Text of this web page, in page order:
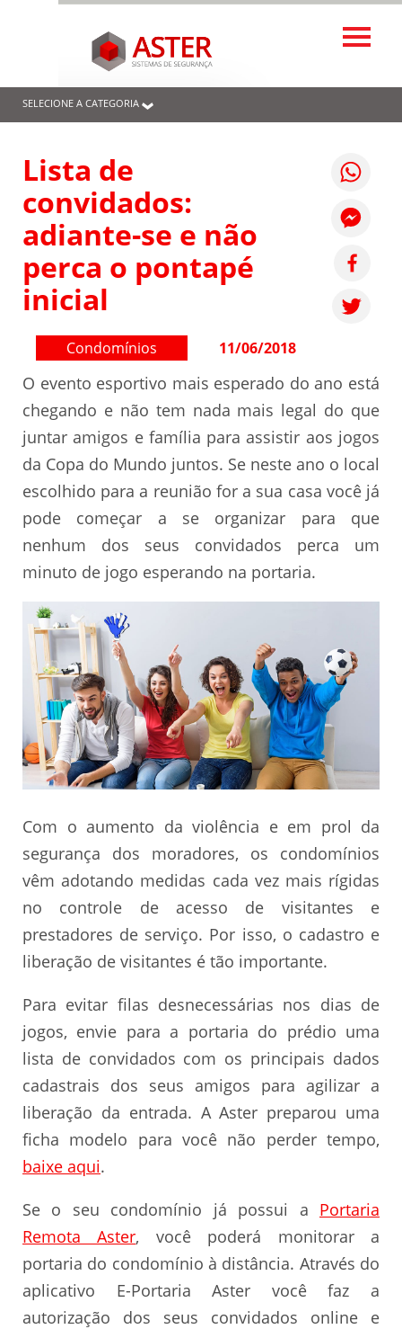
SELECIONE A CATEGORIA
Lista de
convidados:
adiante-se e não
perca o pontapé
inicial
Condomínios 11/06/2018
O evento esportivo mais esperado do ano está
chegando e não tem nada mais legal do que
juntar amigos e família para assistir aos jogos
da Copa do Mundo juntos. Se neste ano o local
escolhido para a reunião for a sua casa você já
pode começar a se organizar para que
nenhum dos seus convidados perca um
minuto de jogo esperando na portaria.
Com o aumento da violência e em prol da
segurança dos moradores, os condomínios
vêm adotando medidas cada vez mais rígidas
no controle de acesso de visitantes e
prestadores de serviço. Por isso, o cadastro e
liberação de visitantes é tão importante.
Para evitar filas desnecessárias nos dias de
jogos, envie para a portaria do prédio uma
lista de convidados com os principais dados
cadastrais dos seus amigos para agilizar a
liberação da entrada. A Aster preparou uma
ficha modelo para você não perder tempo,
baixe aqui.
Se o seu condomínio já possui a Portaria
Remota Aster, você poderá monitorar a
portaria do condomínio à distância. Através do
aplicativo E-Portaria Aster você faz a
autorização dos seus convidados online e